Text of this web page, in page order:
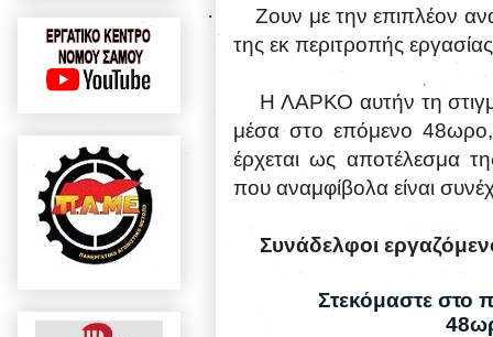
·
Ζουν με την επιπλέον
της εκ περιτροπής
Η ΛΑΡΚΟ αυτήν τη
μέσα στο επόμενο 48ωρο,
έρχεται ως αποτέλεσμα
που αναμφίβολα είναι
Συνάδελφοι
Στεκόμαστε στο